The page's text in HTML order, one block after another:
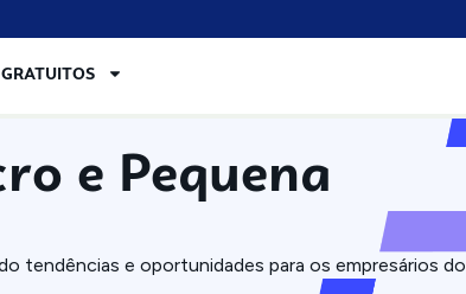
e Pequena
tendências e oportunidades para os empresários do